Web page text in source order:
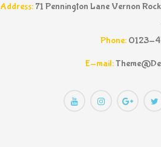
Address: 71 Pennington Lane Vernon
Phone: 0123-
E-mail: